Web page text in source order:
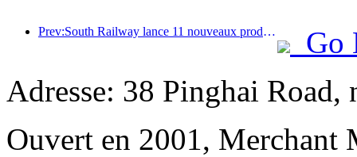
Prev:South Railway lance 11 nouveaux produits de billets pour promouvoir le développement intégré des transports et du tourisme dans les provinces du Fujian et du Jiangxi
Go
Adresse: 38 Pinghai Road,
Ouvert en 2001, Merchant